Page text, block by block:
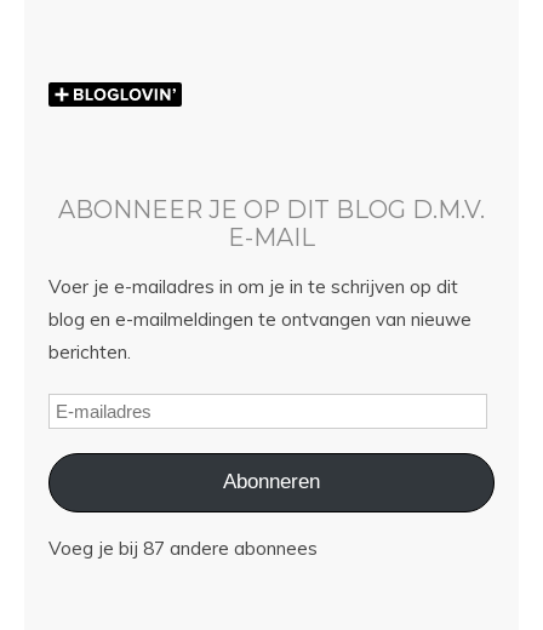
ABONNEER JE OP DIT BLOG D.M.V.
E-MAIL
Voer je e-mailadres in om je in te schrijven op dit
blog en e-mailmeldingen te ontvangen van nieuwe
berichten.
Abonneren
Voeg je bij 87 andere abonnees